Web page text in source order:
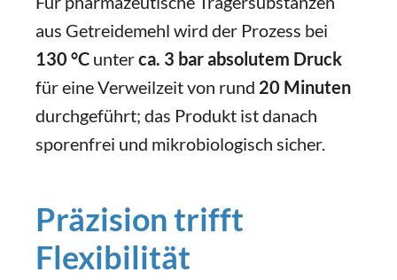
aus Getreidemehl wird der Prozess bei
130 °C unterca. 3 bar absolutem Druck
für eine Verweilzeit von rund 20 Minuten
durchgeführt; das Produkt ist danach
sporenfrei und mikrobiologisch sicher.
Präzision trifft
Flexibilität